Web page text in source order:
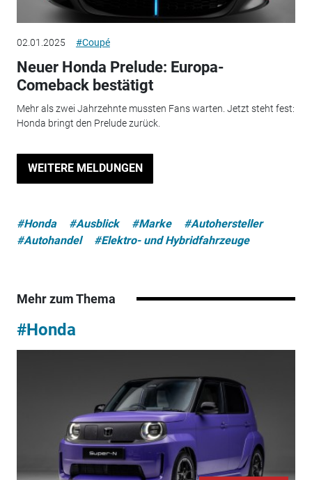
02.01.2025 #Coupé
Neuer Honda Prelude: Europa-
Comeback bestätigt
Mehr als zwei Jahrzehnte mussten Fans warten. Jetzt steht fest:
Honda bringt den Prelude zurück.
WEITERE MELDUNGEN
#Honda #Ausblick #Marke
#Autohersteller
#Autohandel
#Elektro- und Hybridfahrzeuge
Mehr zum Thema
#Honda